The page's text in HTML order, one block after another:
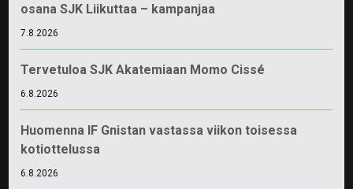
osana SJK Liikuttaa – kampanjaa
7.8.2026
Tervetuloa SJK Akatemiaan Momo Cissé
6.8.2026
Huomenna IF Gnistan vastassa viikon toisessa
kotiottelussa
6.8.2026